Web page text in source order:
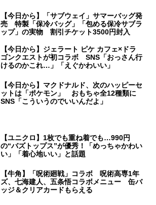
【今日から】「サブウェイ」サマーバッグ発
売 特製「保冷バッグ」「包める保冷サブラ
ップ」の実物 割引チケット3500円封入
【今日から】ジェラート ピケ カフェ×ドラ
ゴンクエストが初コラボ SNS「おっさん行
けるのかこれ…」「えぐかわいい」
【今日から】マクドナルド、次のハッピーセ
ットは「ポケモン」 おもちゃ全12種類に
SNS「こういうのでいいんだよ」
【ユニクロ】1枚でも重ね着でも…990円
の“バズトップス”が優秀！「めっちゃかわい
い」「着心地いい」と話題
【牛角】「呪術廻戦」コラボ 呪術高専1年
ズ、七海建人、五条悟コラボメニュー 缶バ
ッジ＆クリアカードもらえる